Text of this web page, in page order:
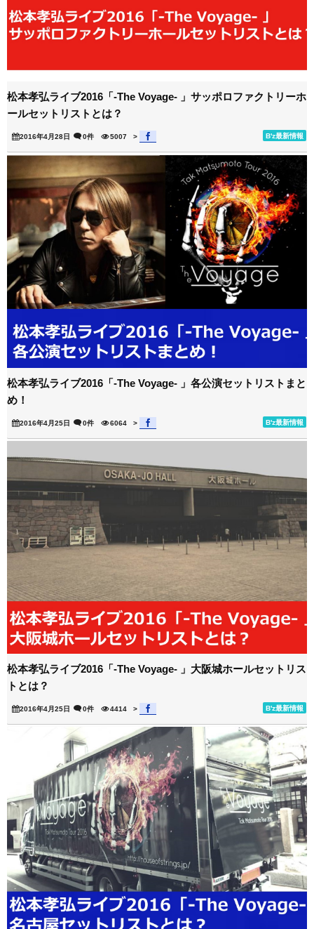
松本孝弘ライブ2016「-The Voyage- 」サッポロファクトリーホ
ールセットリストとは？
2016年4月28日 B'z最新情報
0件 5007 >
松本孝弘ライブ2016「-The Voyage- 」各公演セットリストまと
め！
2016年4月25日 B'z最新情報
0件 6064 >
松本孝弘ライブ2016「-The Voyage- 」大阪城ホールセットリス
トとは？
2016年4月25日 B'z最新情報
0件 4414 >